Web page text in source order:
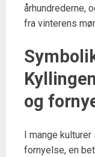
århundrederne,
fra vinterens
og
I mange
fornyelse, en